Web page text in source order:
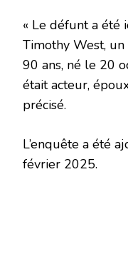
« Le défunt a été
Timothy West,
90 ans, né le 20
était acteur,
précisé.
L’enquête a été
février 2025.